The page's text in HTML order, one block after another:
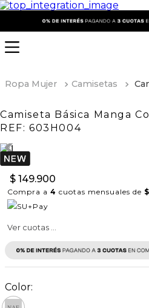
Ropa Mujer Camisetas
Camiseta Básica Manga
REF: 603H004
$ 149.900
Compra a 4 cuotas mensuales de
Ver cuotas ...